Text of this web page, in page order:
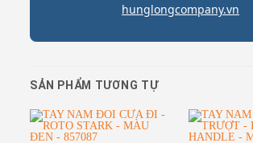
hunglongcompany.vn
SẢN PHẨM TƯƠNG TỰ